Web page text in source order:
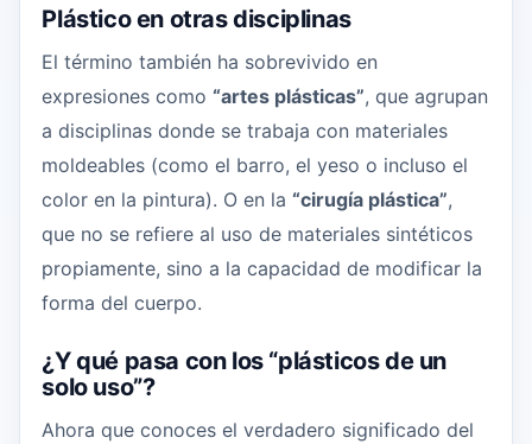
Plástico en otras disciplinas
El término también ha sobrevivido en
expresiones como “artes plásticas”, que agrupan
a disciplinas donde se trabaja con materiales
moldeables (como el barro, el yeso o incluso el
color en la pintura). O en la “cirugía plástica”,
que no se refiere al uso de materiales sintéticos
propiamente, sino a la capacidad de modificar la
forma del cuerpo.
¿Y qué pasa con los “plásticos de un
solo uso”?
Ahora que conoces el verdadero significado del